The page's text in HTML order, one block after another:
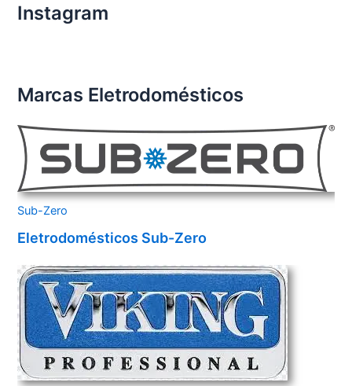
Instagram
Marcas Eletrodomésticos
Sub-Zero
Eletrodomésticos Sub-Zero